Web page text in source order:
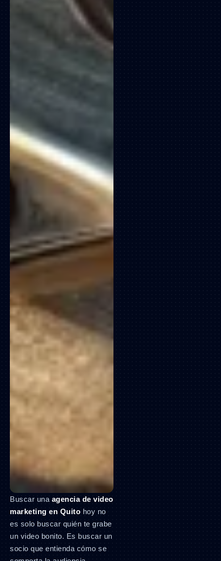
Buscar una agencia de video
marketing en Quito hoy no
es solo buscar quién te grabe
un video bonito. Es buscar un
socio que entienda cómo se